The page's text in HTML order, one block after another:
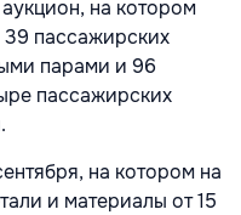
на котором
39 пассажирских
парами и 96
пассажирских
на котором на
и материалы от 15